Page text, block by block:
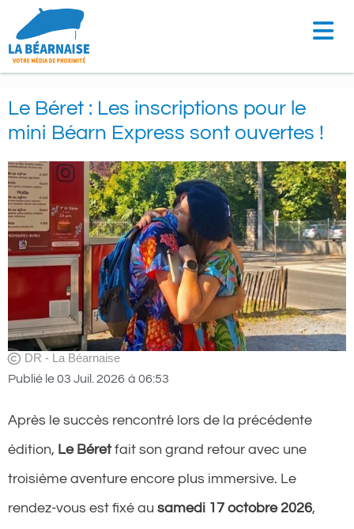
contenu
Le Béret : Les inscriptions pour le
mini Béarn Express sont ouvertes !
DR - La Béarnaise
Publié le03 Juil. 2026 à 06:53
Après le succès rencontré lors de la précédente
édition, Le Béretfait son grand retour avec une
troisième aventure encore plus immersive. Le
rendez-vous est fixé au samedi 17 octobre 2026,